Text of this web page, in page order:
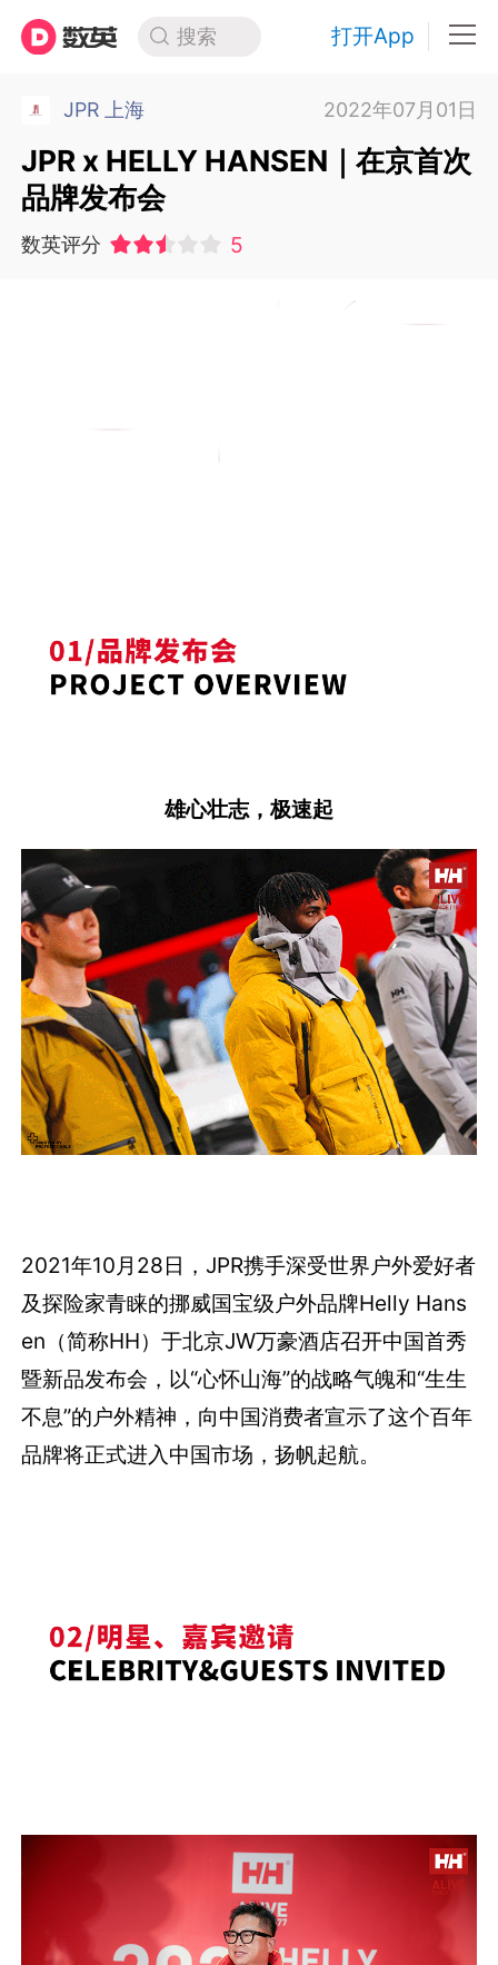
搜索 打开App
JPR 上海 2022年07月01日
JPR x HELLY HANSEN｜在京首次
品牌发布会
数英评分 5
雄心壮志，极速起
2021年10月28日，JPR携手深受世界户外爱好者
及探险家青睐的挪威国宝级户外品牌Helly Hans
en（简称HH）于北京JW万豪酒店召开中国首秀
暨新品发布会，以“心怀山海”的战略气魄和“生生
不息”的户外精神，向中国消费者宣示了这个百年
品牌将正式进入中国市场，扬帆起航。